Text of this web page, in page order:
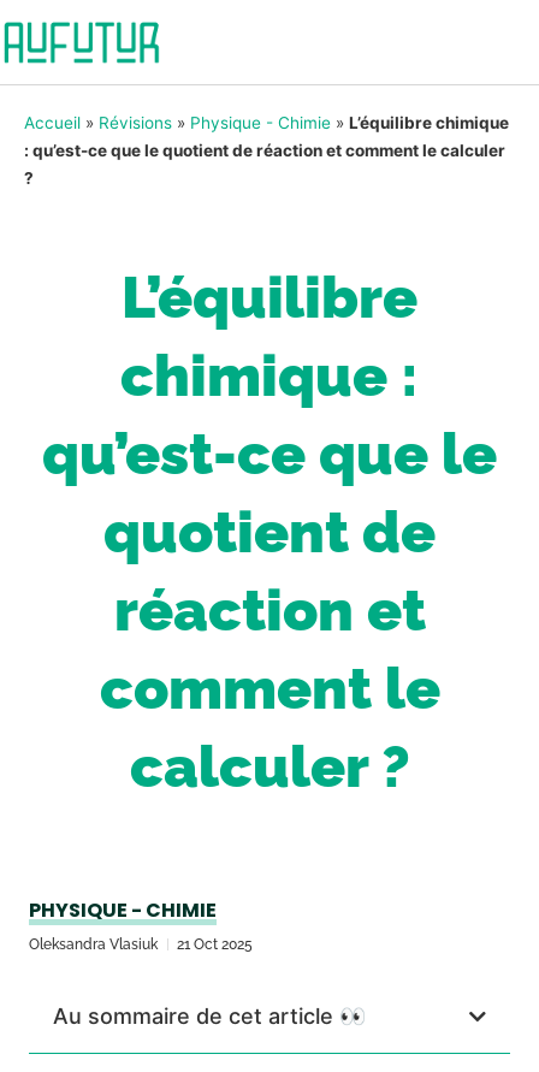
Accueil » Révisions » Physique - Chimie » L’équilibre chimique
: qu’est-ce que le quotient de réaction et comment le calculer
?
L’équilibre
chimique :
qu’est-ce que le
quotient de
réaction et
comment le
calculer ?
PHYSIQUE - CHIMIE
Oleksandra Vlasiuk 21 Oct 2025
Au sommaire de cet article 👀